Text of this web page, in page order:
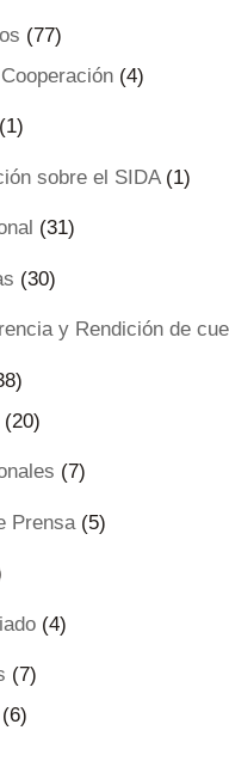
(77)
(4)
sobre el SIDA(1)
(31)
(30)
y Rendición de
(20)
(7)
Prensa(5)
(4)
(7)
(6)